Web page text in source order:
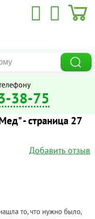
38-75
- страница 27
Добавить отзыв
то, что нужно было,